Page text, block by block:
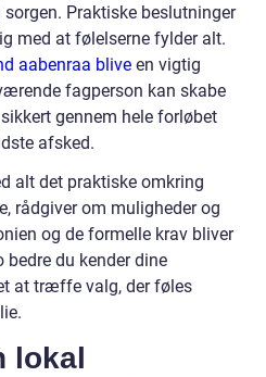
Praktiske beslutninger
med at følelserne fylder alt.
aabenraa blive en vigtig
fagperson kan skabe
gennem hele forløbet
afsked.
alt det praktiske omkring
rådgiver om muligheder og
og de formelle krav bliver
bedre du kender dine
at træffe valg, der føles
lokal